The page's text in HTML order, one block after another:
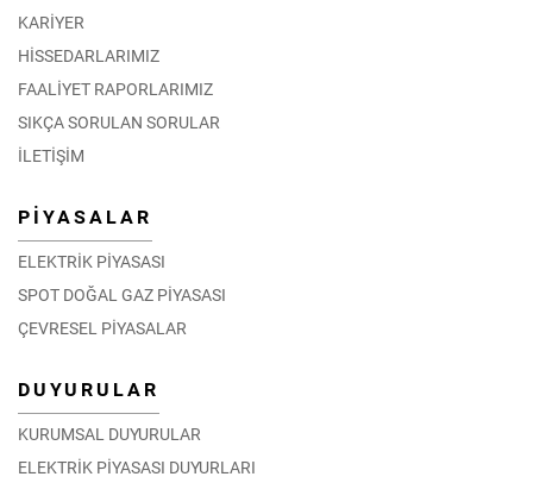
KARİYER
HİSSEDARLARIMIZ
FAALİYET RAPORLARIMIZ
SIKÇA SORULAN SORULAR
İLETİŞİM
PİYASALAR
ELEKTRİK PİYASASI
SPOT DOĞAL GAZ PİYASASI
ÇEVRESEL PİYASALAR
DUYURULAR
KURUMSAL DUYURULAR
ELEKTRİK PİYASASI DUYURLARI